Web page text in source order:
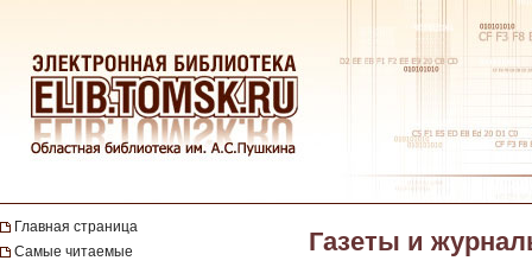
Главная страница
Самые читаемые
Газеты и